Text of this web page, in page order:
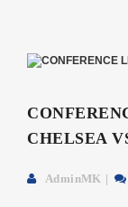
CHELSEA
AdminMK